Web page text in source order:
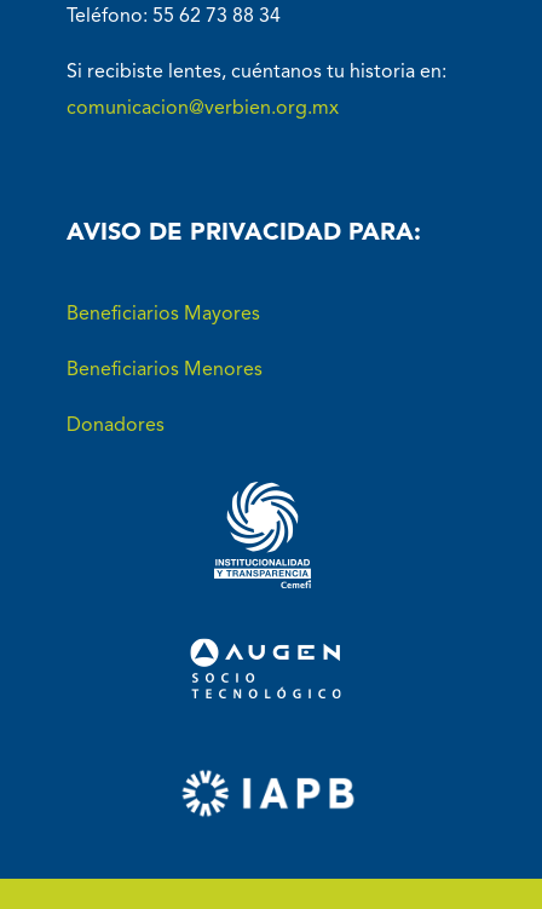
Teléfono: 55 62 73 88 34
Si recibiste lentes, cuéntanos tu historia en:
comunicacion@verbien.org.mx
AVISO DE PRIVACIDAD PARA:
Beneficiarios Mayores
Beneficiarios Menores
Donadores